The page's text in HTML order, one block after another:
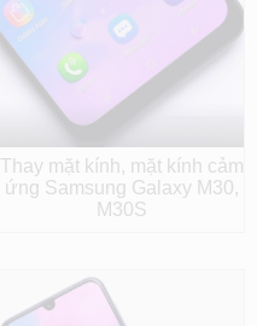
Thay mặt kính, mặt kính cảm
ứng Samsung Galaxy M30,
M30S